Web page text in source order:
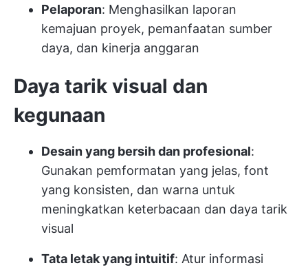
Pelaporan: Menghasilkan laporan
kemajuan proyek, pemanfaatan sumber
daya, dan kinerja anggaran
Daya tarik visual dan
kegunaan
Desain yang bersih dan profesional:
Gunakan pemformatan yang jelas, font
yang konsisten, dan warna untuk
meningkatkan keterbacaan dan daya tarik
visual
Tata letak yang intuitif: Atur informasi